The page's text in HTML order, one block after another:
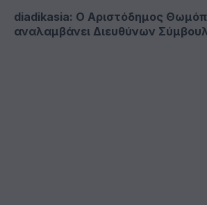
diadikasia: Ο Αριστόδημος
αναλαμβάνει Διευθύνων